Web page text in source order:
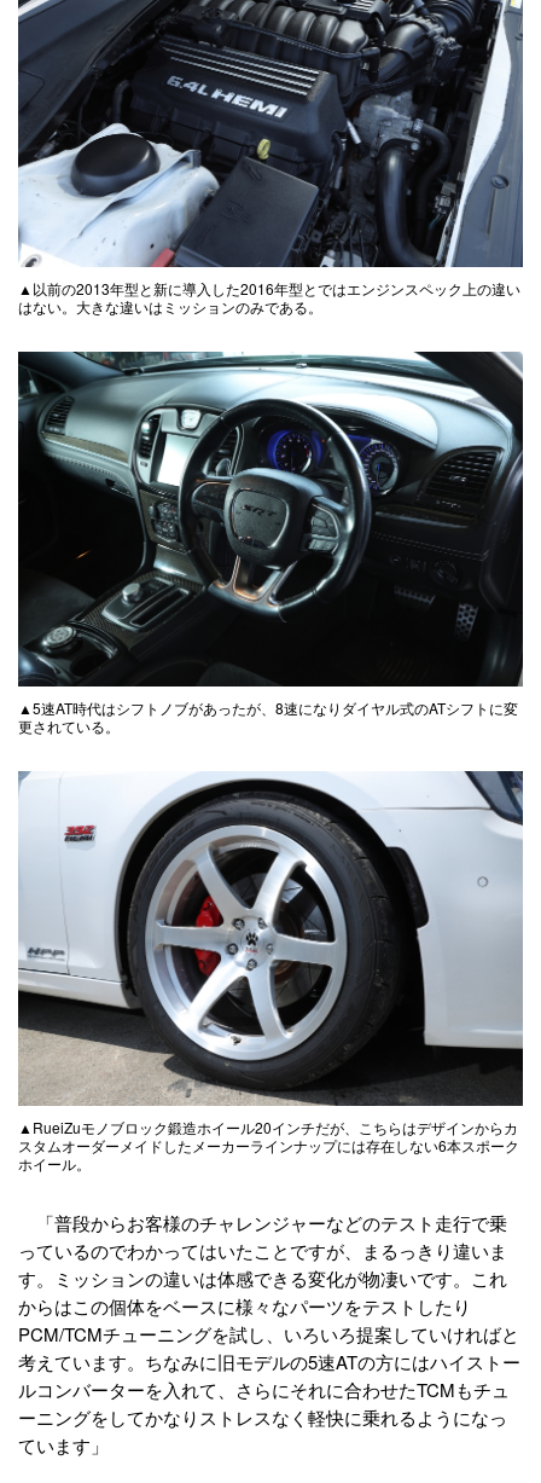
▲以前の2013年型と新に導入した2016年型とではエンジンスペック上の違い
はない。大きな違いはミッションのみである。
▲5速AT時代はシフトノブがあったが、8速になりダイヤル式のATシフトに変
更されている。
▲RueiZuモノブロック鍛造ホイール20インチだが、こちらはデザインからカ
スタムオーダーメイドしたメーカーラインナップには存在しない6本スポーク
ホイール。
「普段からお客様のチャレンジャーなどのテスト走行で乗
っているのでわかってはいたことですが、まるっきり違いま
す。ミッションの違いは体感できる変化が物凄いです。これ
からはこの個体をベースに様々なパーツをテストしたり
PCM/TCMチューニングを試し、いろいろ提案していければと
考えています。ちなみに旧モデルの5速ATの方にはハイストー
ルコンバーターを入れて、さらにそれに合わせたTCMもチュ
ーニングをしてかなりストレスなく軽快に乗れるようになっ
ています」